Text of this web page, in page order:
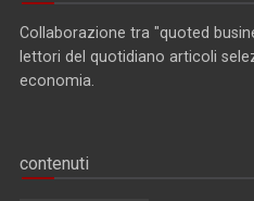
Collaborazione tra "quoted
lettori del quotidiano articoli
economia.
contenuti